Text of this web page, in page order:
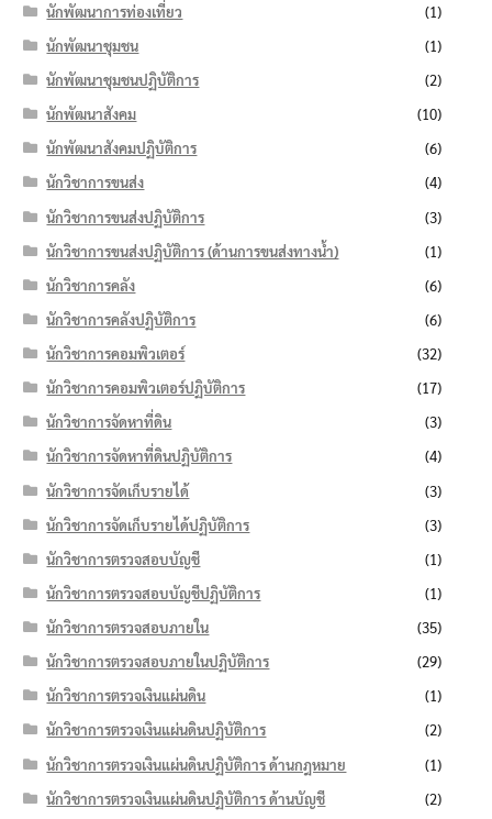
นักพัฒนาการท่องเที่ยว
(1)
นักพัฒนาชุมชน
(1)
นักพัฒนาชุมชนปฏิบัติการ
(2)
นักพัฒนาสังคม
(10)
นักพัฒนาสังคมปฏิบัติการ
(6)
นักวิชาการขนส่ง
(4)
นักวิชาการขนส่งปฏิบัติการ
(3)
นักวิชาการขนส่งปฏิบัติการ (ด้านการขนส่งทางน้ำ)
(1)
นักวิชาการคลัง
(6)
นักวิชาการคลังปฏิบัติการ
(6)
นักวิชาการคอมพิวเตอร์
(32)
นักวิชาการคอมพิวเตอร์ปฏิบัติการ
(17)
นักวิชาการจัดหาที่ดิน
(3)
นักวิชาการจัดหาที่ดินปฏิบัติการ
(4)
นักวิชาการจัดเก็บรายได้
(3)
นักวิชาการจัดเก็บรายได้ปฏิบัติการ
(3)
นักวิชาการตรวจสอบบัญชี
(1)
นักวิชาการตรวจสอบบัญชีปฏิบัติการ
(1)
นักวิชาการตรวจสอบภายใน
(35)
นักวิชาการตรวจสอบภายในปฏิบัติการ
(29)
นักวิชาการตรวจเงินแผ่นดิน
(1)
นักวิชาการตรวจเงินแผ่นดินปฏิบัติการ
(2)
นักวิชาการตรวจเงินแผ่นดินปฏิบัติการ ด้านกฎหมาย
(1)
นักวิชาการตรวจเงินแผ่นดินปฏิบัติการ ด้านบัญชี
(2)